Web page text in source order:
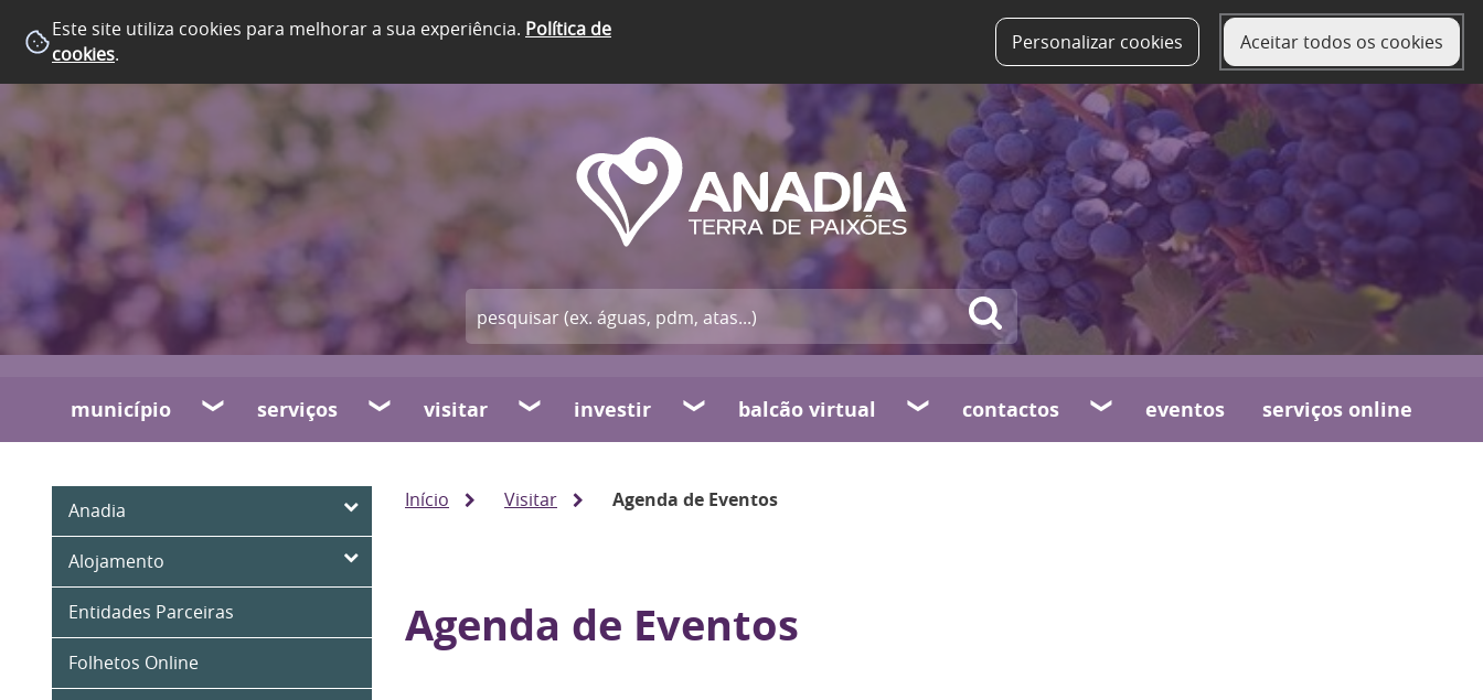
Este site utiliza cookies para melhorar a sua experiência. Política de
cookies. Personalizar cookies Aceitar todos os cookies
município serviços visitar investir balcão virtual contactos eventos serviços online
Anadia
Alojamento
Entidades Parceiras
Folhetos Online
Início Visitar Agenda de Eventos
Agenda de Eventos